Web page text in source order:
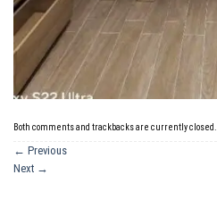
Both comments and trackbacks are currently closed.
← Previous
Next →